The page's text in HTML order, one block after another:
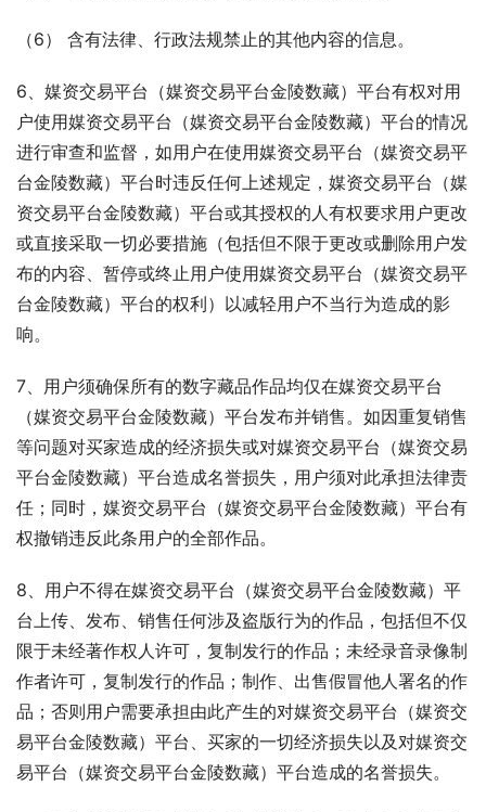
（6） 含有法律、行政法规禁止的其他内容的信息。
6、媒资交易平台（媒资交易平台金陵数藏）平台有权对用
户使用媒资交易平台（媒资交易平台金陵数藏）平台的情况
进行审查和监督，如用户在使用媒资交易平台（媒资交易平
台金陵数藏）平台时违反任何上述规定，媒资交易平台（媒
资交易平台金陵数藏）平台或其授权的人有权要求用户更改
或直接采取一切必要措施（包括但不限于更改或删除用户发
布的内容、暂停或终止用户使用媒资交易平台（媒资交易平
台金陵数藏）平台的权利）以减轻用户不当行为造成的影
响。
7、用户须确保所有的数字藏品作品均仅在媒资交易平台
（媒资交易平台金陵数藏）平台发布并销售。如因重复销售
等问题对买家造成的经济损失或对媒资交易平台（媒资交易
平台金陵数藏）平台造成名誉损失，用户须对此承担法律责
任；同时，媒资交易平台（媒资交易平台金陵数藏）平台有
权撤销违反此条用户的全部作品。
8、用户不得在媒资交易平台（媒资交易平台金陵数藏）平
台上传、发布、销售任何涉及盗版行为的作品，包括但不仅
限于未经著作权人许可，复制发行的作品；未经录音录像制
作者许可，复制发行的作品；制作、出售假冒他人署名的作
品；否则用户需要承担由此产生的对媒资交易平台（媒资交
易平台金陵数藏）平台、买家的一切经济损失以及对媒资交
易平台（媒资交易平台金陵数藏）平台造成的名誉损失。